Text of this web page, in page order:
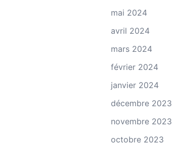
mai 2024
avril 2024
mars 2024
février 2024
janvier 2024
décembre 2023
novembre 2023
octobre 2023